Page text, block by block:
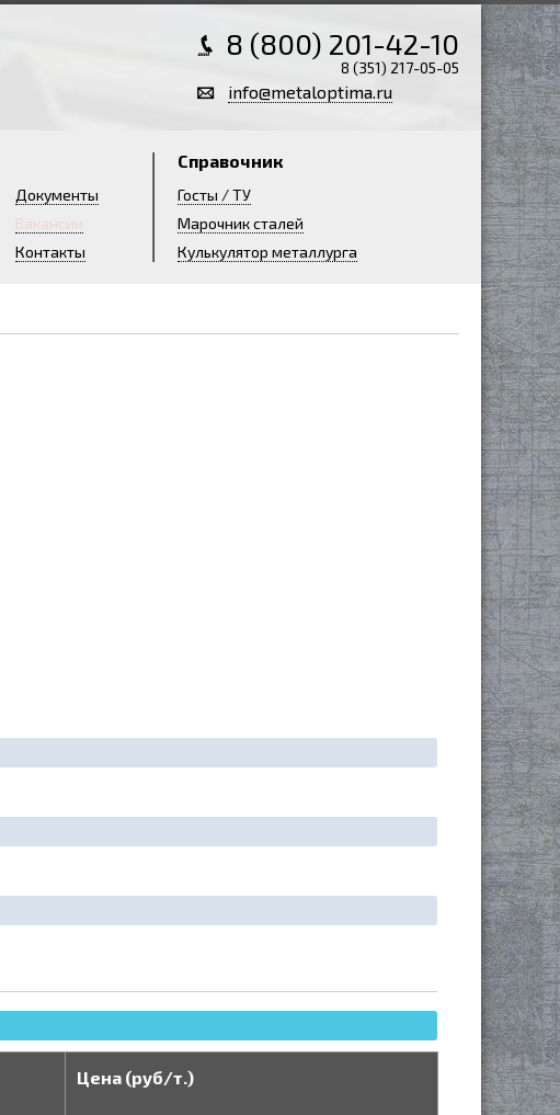
8 (800) 201-42-10
8 (351) 217-05-05
info@metaloptima.ru
Документы
Вакансии
Контакты
Справочник
Госты / ТУ
Марочник сталей
Кулькулятор металлурга
Цена (руб/т.)